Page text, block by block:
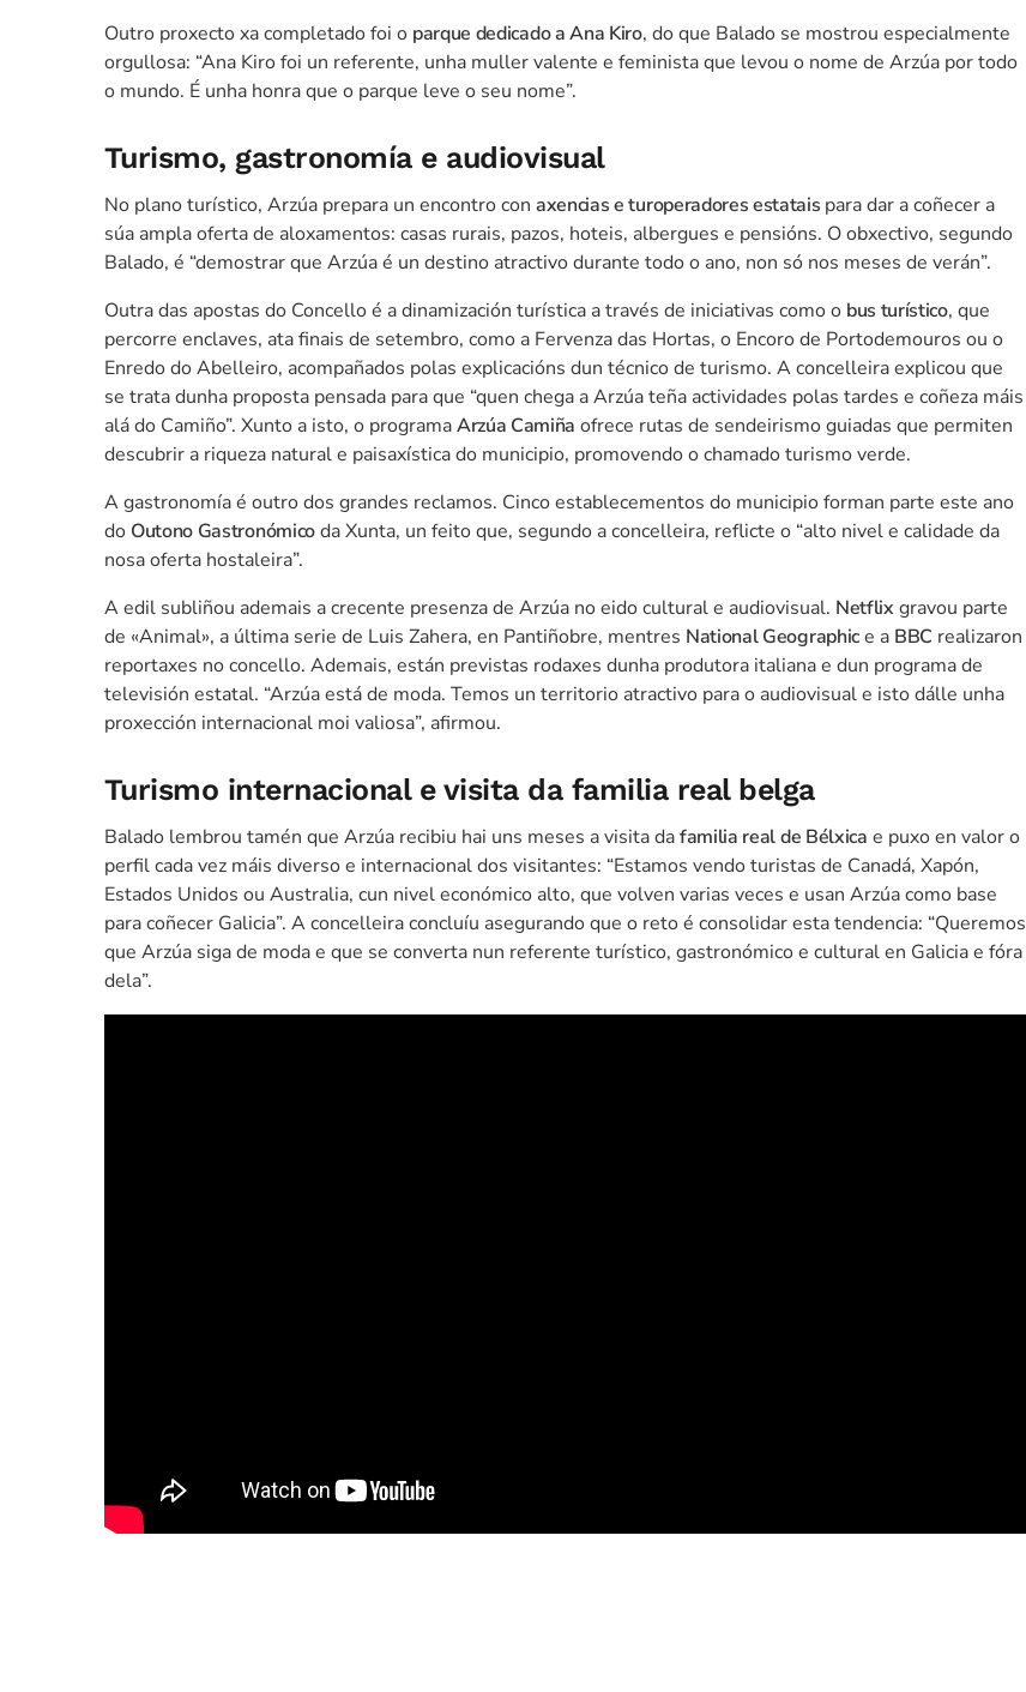
Outro proxecto xa completado foi o parque dedicado a Ana Kiro, do que Balado se mostrou especialmente
orgullosa: “Ana Kiro foi un referente, unha muller valente e feminista que levou o nome de Arzúa por todo
o mundo. É unha honra que o parque leve o seu nome”.
Turismo, gastronomía e audiovisual
No plano turístico, Arzúa prepara un encontro con axencias e turoperadores estatais para dar a coñecer a
súa ampla oferta de aloxamentos: casas rurais, pazos, hoteis, albergues e pensións. O obxectivo, segundo
Balado, é “demostrar que Arzúa é un destino atractivo durante todo o ano, non só nos meses de verán”.
Outra das apostas do Concello é a dinamización turística a través de iniciativas como o bus turístico, que
percorre enclaves, ata finais de setembro, como a Fervenza das Hortas, o Encoro de Portodemouros ou o
Enredo do Abelleiro, acompañados polas explicacións dun técnico de turismo. A concelleira explicou que
se trata dunha proposta pensada para que “quen chega a Arzúa teña actividades polas tardes e coñeza máis
alá do Camiño”. Xunto a isto, o programaArzúa Camiña ofrece rutas de sendeirismo guiadas que permiten
descubrir a riqueza natural e paisaxística do municipio, promovendo o chamado turismo verde.
A gastronomía é outro dos grandes reclamos. Cinco establecementos do municipio forman parte este ano
do Outono Gastronómicoda Xunta, un feito que, segundo a concelleira, reflicte o “alto nivel e calidade da
nosa oferta hostaleira”.
A edil subliñou ademais a crecente presenza de Arzúa no eido cultural e audiovisual. Netflixgravou parte
de «Animal», a última serie de Luis Zahera, en Pantiñobre, mentres National Geographice a BBC realizaron
reportaxes no concello. Ademais, están previstas rodaxes dunha produtora italiana e dun programa de
televisión estatal. “Arzúa está de moda. Temos un territorio atractivo para o audiovisual e isto dálle unha
proxección internacional moi valiosa”, afirmou.
Turismo internacional e visita da familia real belga
Balado lembrou tamén que Arzúa recibiu hai uns meses a visita dafamilia real de Bélxica e puxo en valor o
perfil cada vez máis diverso e internacional dos visitantes: “Estamos vendo turistas de Canadá, Xapón,
Estados Unidos ou Australia, cun nivel económico alto, que volven varias veces e usan Arzúa como base
para coñecer Galicia”. A concelleira concluíu asegurando que o reto é consolidar esta tendencia: “Queremos
que Arzúa siga de moda e que se converta nun referente turístico, gastronómico e cultural en Galicia e fóra
dela”.